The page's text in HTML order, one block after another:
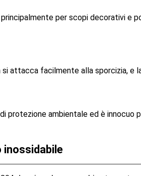
per scopi decorativi e
attacca facilmente alla sporcizia, e
protezione ambientale ed è innocuo
inossidabile